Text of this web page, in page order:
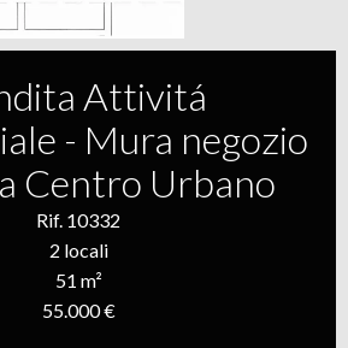
Attivitá
- Mura negozio
Centro Urbano
Rif. 10332
2 locali
51 m²
55.000 €